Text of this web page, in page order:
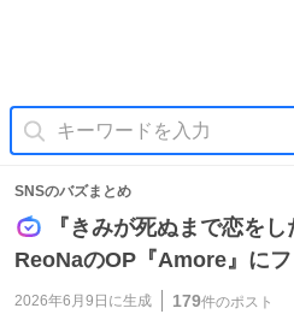
SNSのバズまとめ
『きみが死ぬまで恋を
ReoNaのOP『Amore』に
2026年6月9日 に生成 179件のポスト